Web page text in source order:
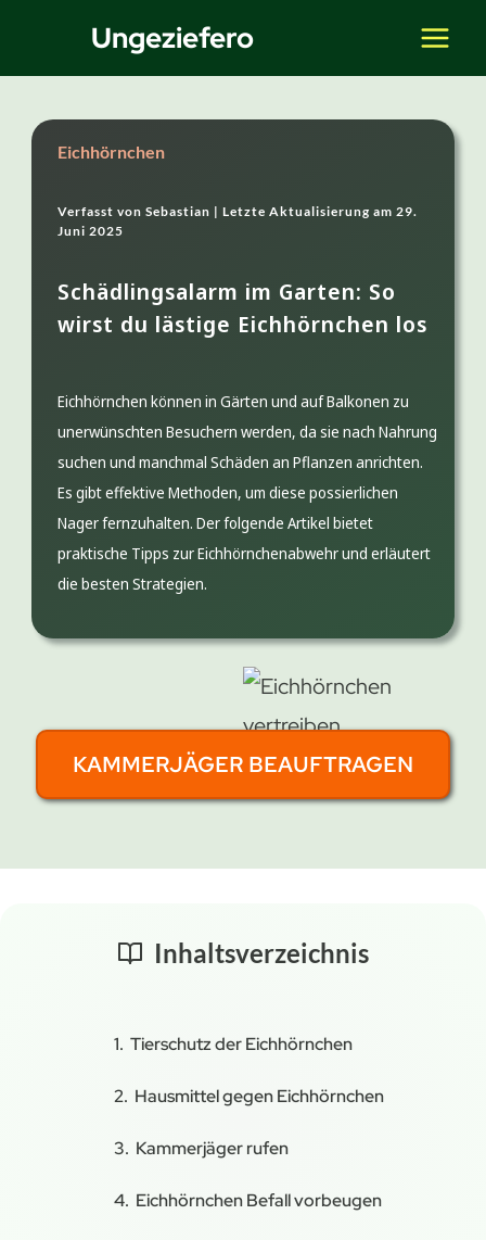
Ungeziefero
Eichhörnchen
Verfasst von Sebastian | Letzte Aktualisierung am 29.
Juni 2025
Schädlingsalarm im Garten: So
wirst du lästige Eichhörnchen los
Eichhörnchen können in Gärten und auf Balkonen zu
unerwünschten Besuchern werden, da sie nach Nahrung
suchen und manchmal Schäden an Pflanzen anrichten.
Es gibt effektive Methoden, um diese possierlichen
Nager fernzuhalten. Der folgende Artikel bietet
praktische Tipps zur Eichhörnchenabwehr und erläutert
die besten Strategien.
KAMMERJÄGER BEAUFTRAGEN
Inhaltsverzeichnis
Tierschutz der Eichhörnchen
Hausmittel gegen Eichhörnchen
Kammerjäger rufen
Eichhörnchen Befall vorbeugen